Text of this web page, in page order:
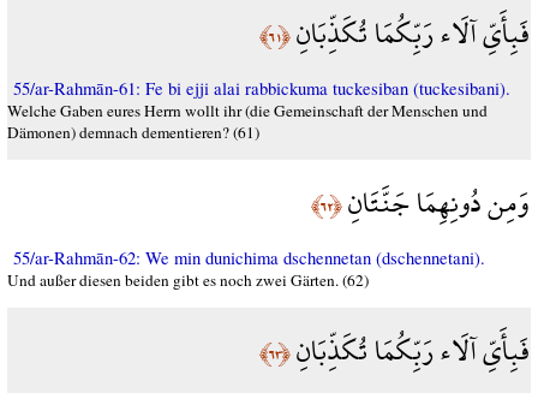
فَبِأَيِّ آلَاء رَبِّكُمَا تُكَذِّبَانِ﴿٦١﴾
55/ar-Rahmān-61: Fe bi ejji alai rabbickuma tuckesiban (tuckesibani).
Welche Gaben eures Herrn wollt ihr (die Gemeinschaft der Menschen und
Dämonen) demnach dementieren? (61)
وَمِن دُونِهِمَا جَنَّتَانِ﴿٦٢﴾
55/ar-Rahmān-62: We min dunichima dschennetan (dschennetani).
Und außer diesen beiden gibt es noch zwei Gärten. (62)
فَبِأَيِّ آلَاء رَبِّكُمَا تُكَذِّبَانِ﴿٦٣﴾